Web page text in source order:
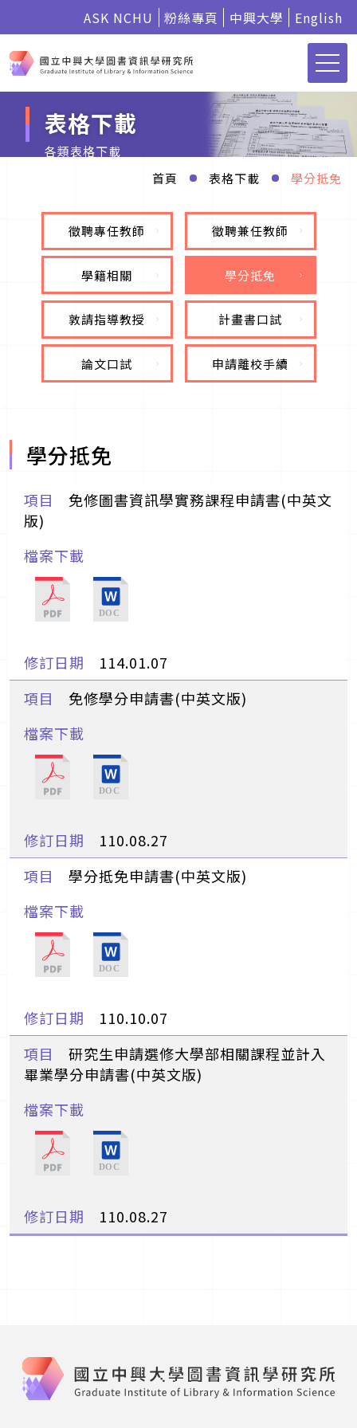
ASK NCHU 粉絲專頁 中興大學 English
表格下載
各類表格下載
首頁
表格下載 學分抵免
徵聘專任教師 徵聘兼任教師
學籍相關 學分抵免
敦請指導教授 計畫書口試
論文口試 申請離校手續
學分抵免
免修圖書資訊學實務課程申請書(中英文
版)
114.01.07
免修學分申請書(中英文版)
110.08.27
學分抵免申請書(中英文版)
110.10.07
研究生申請選修大學部相關課程並計入
畢業學分申請書(中英文版)
110.08.27